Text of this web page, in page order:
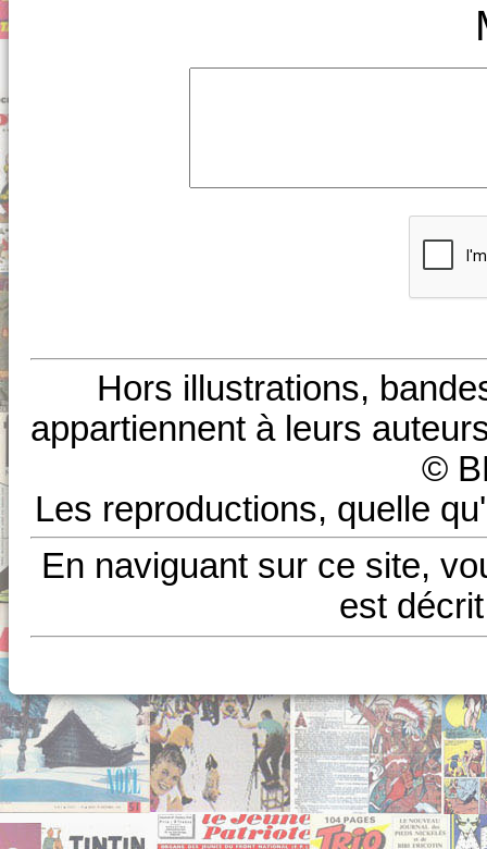
Hors illustrations,
appartiennent à leurs
©
Les reproductions, quelle
En naviguant sur ce site,
est